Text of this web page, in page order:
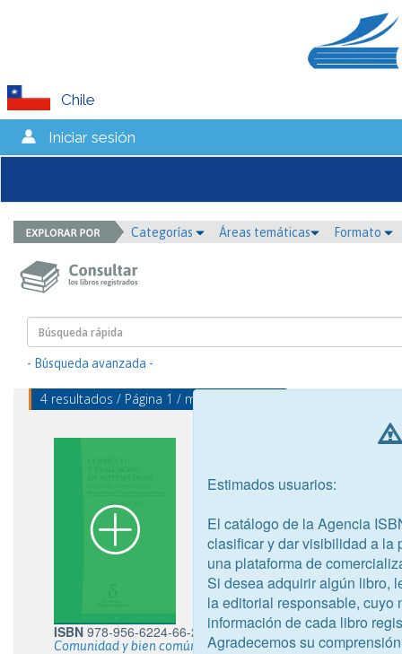
Chile
Iniciar sesión
Categorías Áreas temáticas Formato
- Búsqueda avanzada -
4 resultados / Página 1 / mostrando 1 - 4
ISBN 978-956-6224-66-2
Comunidad y bien común
Estimados usuarios:
El catálogo de la Agencia
clasificar y dar visibilidad a la
una plataforma de
Si desea adquirir algún libro,
la editorial responsable, cuyo
información de cada libro
Agradecemos su